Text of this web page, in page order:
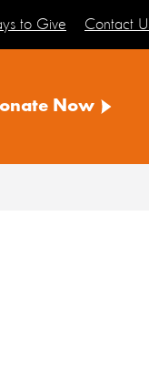
to Give Contact
Now